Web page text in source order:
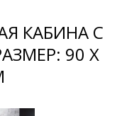
КАБИНА С
90 Х